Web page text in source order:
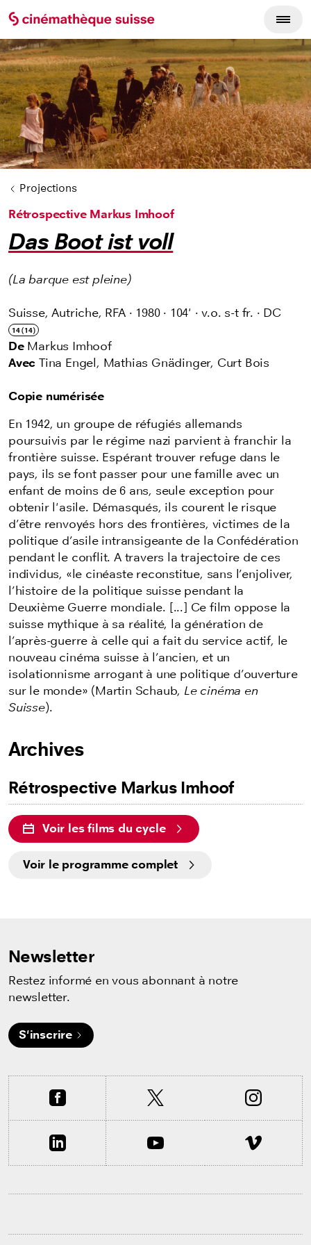
Projections
Rétrospective Markus Imhoof
Das Boot ist voll
(La barque est pleine)
Suisse, Autriche, RFA· 1980· 104' ·v.o. s-t fr. · DC
14 (14)
DeMarkus Imhoof
Avec Tina Engel, Mathias Gnädinger, Curt Bois
Copie numérisée
En 1942, un groupe de réfugiés allemands
poursuivis par le régime nazi parvient à franchir la
frontière suisse. Espérant trouver refuge dans le
pays, ils se font passer pour une famille avec un
enfant de moins de 6 ans, seule exception pour
obtenir l'asile. Démasqués, ils courent le risque
d’être renvoyés hors des frontières, victimes de la
politique d’asile intransigeante de la Confédération
pendant le conflit. A travers la trajectoire de ces
individus, «le cinéaste reconstitue, sans l’enjoliver,
l’histoire de la politique suisse pendant la
Deuxième Guerre mondiale. [...] Ce film oppose la
suisse mythique à sa réalité, la génération de
l’après-guerre à celle qui a fait du service actif, le
nouveau cinéma suisse à l’ancien, et un
isolationnisme arrogant à une politique d’ouverture
sur le monde» (Martin Schaub, Le cinéma en
Suisse).
Archives
Rétrospective Markus Imhoof
Voir les films du cycle
Voir le programme complet
Newsletter
Restez informé en vous abonnant à notre
newsletter.
S'inscrire